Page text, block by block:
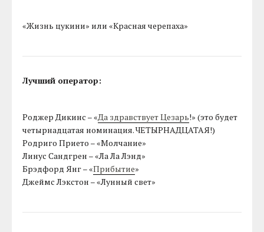
«Жизнь цукини» или «Красная черепаха»
Лучший оператор:
Роджер Дикинс – «Да здравствует Цезарь!» (это будет
четырнадцатая номинация. ЧЕТЫРНАДЦАТАЯ!)
Родриго Прието – «Молчание»
Линус Сандгрен – «Ла Ла Лэнд»
Брэдфорд Янг – «Прибытие»
Джеймс Лэкстон – «Лунный свет»